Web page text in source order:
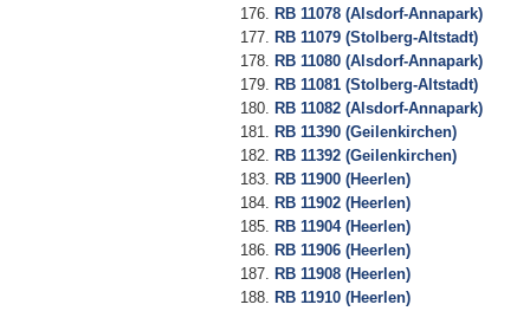
RB 11078 (Alsdorf-Annapark)
RB 11079 (Stolberg-Altstadt)
RB 11080 (Alsdorf-Annapark)
RB 11081 (Stolberg-Altstadt)
RB 11082 (Alsdorf-Annapark)
RB 11390 (Geilenkirchen)
RB 11392 (Geilenkirchen)
RB 11900 (Heerlen)
RB 11902 (Heerlen)
RB 11904 (Heerlen)
RB 11906 (Heerlen)
RB 11908 (Heerlen)
RB 11910 (Heerlen)